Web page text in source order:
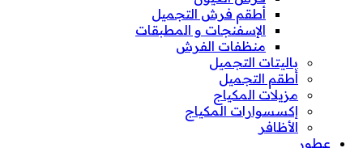
أطقم فرش التجميل
الإسفنجات و المطبقات
منظفات الفرش
باليتات التجميل
أطقم التجميل
مزيلات المكياج
إكسسوارات المكياج
الأظافر
عطور